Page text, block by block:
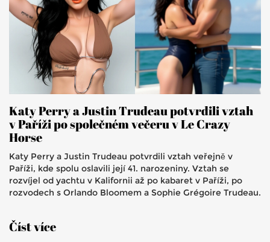
Katy Perry a Justin Trudeau potvrdili vztah
v Paříži po společném večeru v Le Crazy
Horse
Katy Perry a Justin Trudeau potvrdili vztah veřejně v
Paříži, kde spolu oslavili její 41. narozeniny. Vztah se
rozvíjel od yachtu v Kalifornii až po kabaret v Paříži, po
rozvodech s Orlando Bloomem a Sophie Grégoire Trudeau.
Číst více